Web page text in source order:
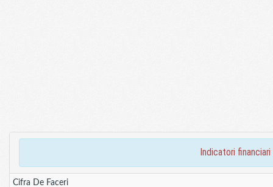
indicatori financiari
Cifra De Faceri